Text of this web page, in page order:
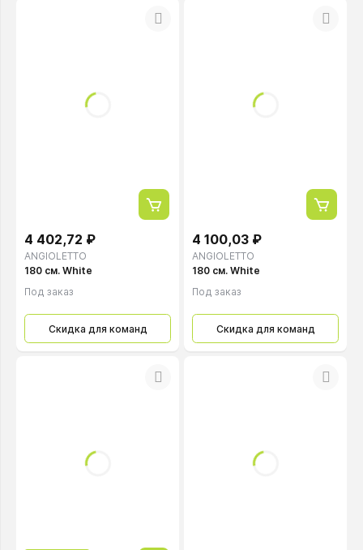
ANGIOLETTO
4 402,72 ₽
180 см. White
Под заказ
Скидка для команд
ANGIOLETTO
4 100,03 ₽
180 см. White
Под заказ
Скидка для команд